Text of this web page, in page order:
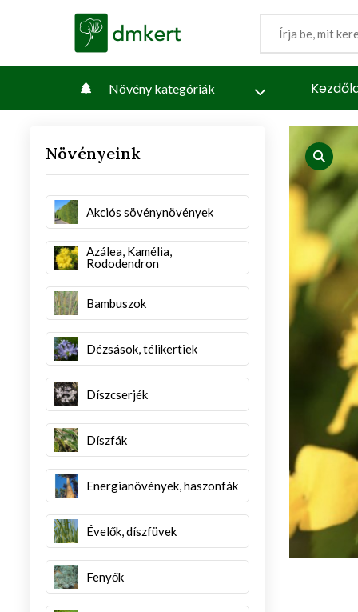
Növény kategóriák
Növényeink
Akciós sövénynövények
Azálea, Kamélia,
Rododendron
Bambuszok
Dézsások, télikertiek
Díszcserjék
Díszfák
Energianövények, haszonfák
Évelők, díszfüvek
Fenyők